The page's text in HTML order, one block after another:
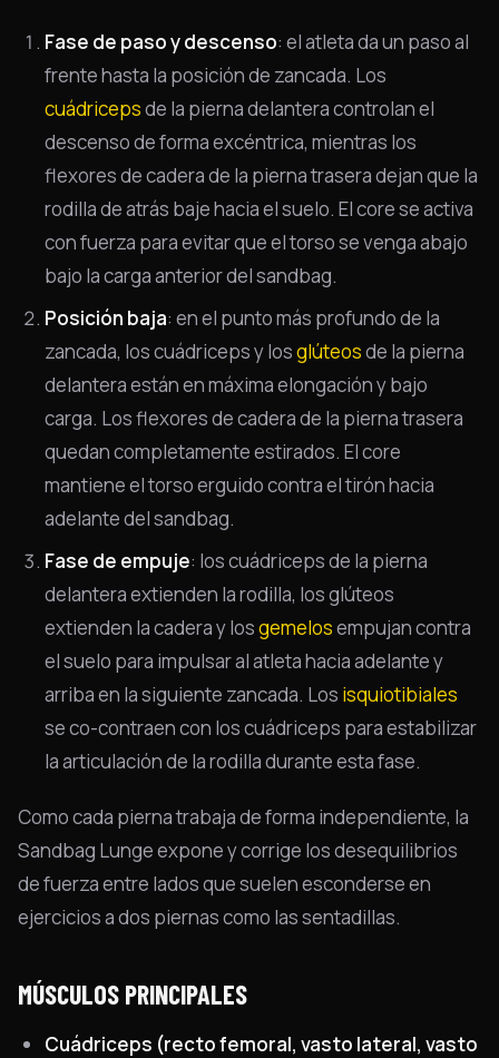
Fase de paso y descenso: el atleta da un paso al
frente hasta la posición de zancada. Los
cuádricepsde la pierna delantera controlan el
descenso de forma excéntrica, mientras los
flexores de cadera de la pierna trasera dejan que la
rodilla de atrás baje hacia el suelo. El core se activa
con fuerza para evitar que el torso se venga abajo
bajo la carga anterior del sandbag.
Posición baja: en el punto más profundo de la
zancada, los cuádriceps y losglúteosde la pierna
delantera están en máxima elongación y bajo
carga. Los flexores de cadera de la pierna trasera
quedan completamente estirados. El core
mantiene el torso erguido contra el tirón hacia
adelante del sandbag.
Fase de empuje: los cuádriceps de la pierna
delantera extienden la rodilla, los glúteos
extienden la cadera y losgemelosempujan contra
el suelo para impulsar al atleta hacia adelante y
arriba en la siguiente zancada. Los isquiotibiales
se co-contraen con los cuádriceps para estabilizar
la articulación de la rodilla durante esta fase.
Como cada pierna trabaja de forma independiente, la
Sandbag Lunge expone y corrige los desequilibrios
de fuerza entre lados que suelen esconderse en
ejercicios a dos piernas como las sentadillas.
MÚSCULOS PRINCIPALES
Cuádriceps (recto femoral, vasto lateral, vasto